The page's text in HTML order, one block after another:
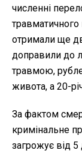
численні
отримали ще
доправили до
травмою,
живота, а 20-
За фактом
кримінальне
загрожує від 5